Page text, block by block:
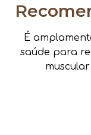
É
saúde para